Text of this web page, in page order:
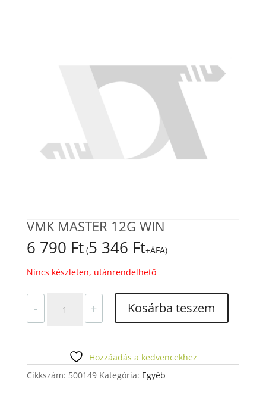
VMK MASTER 12G WIN
6 790 Ft (5 346 Ft+ÁFA)
Nincs készleten, utánrendelhető
-
MASTER
mennyiség
+ Kosárba teszem
Hozzáadás a kedvencekhez
Cikkszám: 500149 Kategória: Egyéb